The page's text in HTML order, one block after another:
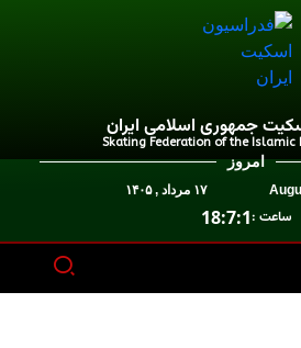
جمهوری اسلامی ایران
Skating Federation of the
امروز
:
18:7:1